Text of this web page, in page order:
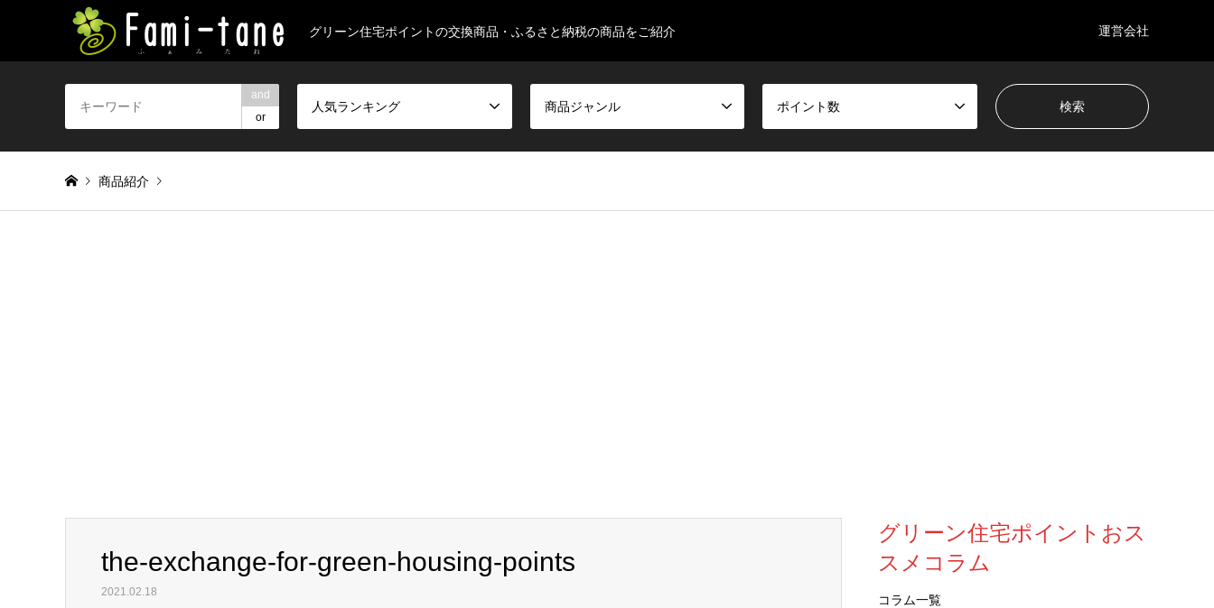
グリーン住宅ポイントの交換商品・ふるさと納税の商品をご紹介 運営会社
and
or
人気ランキング 商品ジャンル ポイント数
商品紹介
the-exchange-for-green-housing-points
2021.02.18
グリーン住宅ポイントおス
スメコラム
コラム一覧